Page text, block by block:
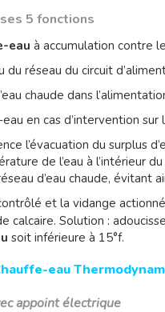
5 fonctions
eau à accumulation contre
réseau du circuit
chaude dans
en cas d’intervention sur
l’évacuation du surplus
de l’eau à l’intérieur
d’eau chaude, évitant
et la vidange
calcaire. Solution :
soit inférieure à 15°f.
eau
appoint électrique